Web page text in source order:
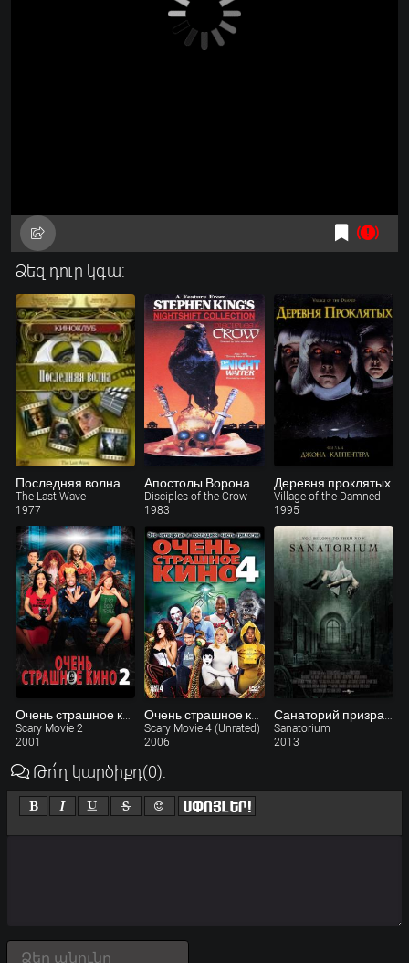
Ձեզ դուր կգա:
Последняя волна
The Last Wave
1977
Апостолы Ворона
Disciples of the Crow
1983
Деревня проклятых
Village of the Damned
1995
Scary Movie 2
2001
Scary Movie 4 (Unrated)
2006
Sanatorium
2013
Թո՛ղ կարծիքդ(0):